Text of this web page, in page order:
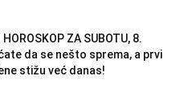
HOROSKOP ZA SUBOTU, 8.
da se nešto sprema, a prvi
stižu već danas!